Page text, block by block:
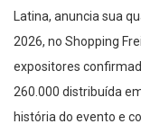
Latina, anuncia sua
2026, no Shopping
expositores
260.000 distribuída
história do evento e